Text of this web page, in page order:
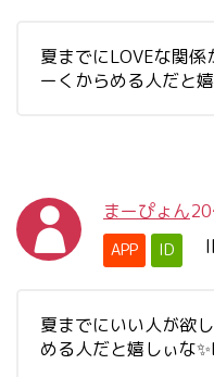
夏までにLOVEな関
ーくからめる人だと
まーぴょん
APP ID
夏までにいい人が欲
める人だと嬉しぃな